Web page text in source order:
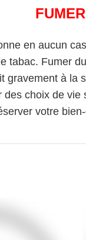
en aucun
tabac. Fumer
gravement à la
des choix de
votre